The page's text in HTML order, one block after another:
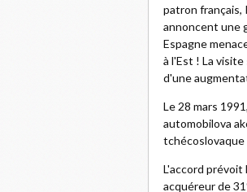
patron français,
annoncent une
Espagne
à l'Est ! La
d'une
Le 28 mars
automobilova
tchécoslovaque
L'accord
acquéreur de